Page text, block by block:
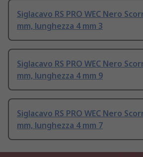
Siglacavo RS PRO WEC Nero
mm, lunghezza 4 mm 3
Siglacavo RS PRO WEC Nero
mm, lunghezza 4 mm 9
Siglacavo RS PRO WEC Nero
mm, lunghezza 4 mm 7